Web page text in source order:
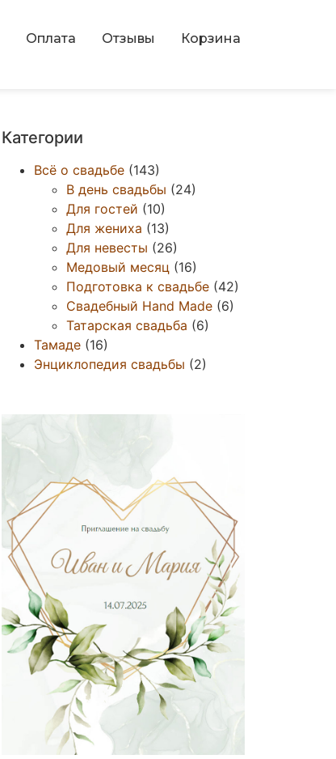
Оплата Отзывы Корзина
Категории
Всё о свадьбе (143)
В день свадьбы (24)
Для гостей (10)
Для жениха (13)
Для невесты (26)
Медовый месяц (16)
Подготовка к свадьбе (42)
Свадебный Hand Made (6)
Татарская свадьба (6)
Тамаде (16)
Энциклопедия свадьбы (2)